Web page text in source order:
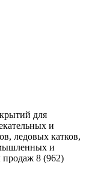
для
и
ледовых катков,
и
продаж 8 (962)